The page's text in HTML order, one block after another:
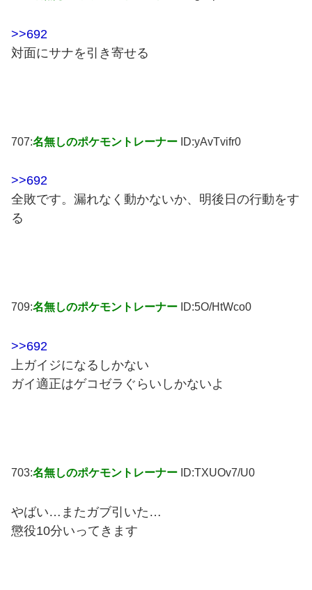
>>692
対面にサナを引き寄せる
707:名無しのポケモントレーナー ID:yAvTvifr0
>>692
全敗です。漏れなく動かないか、明後日の行動をす
る
709:名無しのポケモントレーナー ID:5O/HtWco0
>>692
上ガイジになるしかない
ガイ適正はゲコゼラぐらいしかないよ
703:名無しのポケモントレーナー ID:TXUOv7/U0
やばい…またガブ引いた…
懲役10分いってきます